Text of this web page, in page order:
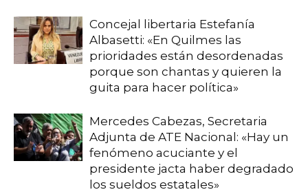
Concejal libertaria Estefanía
Albasetti: «En Quilmes las
prioridades están desordenadas
porque son chantas y quieren la
guita para hacer política»
Mercedes Cabezas, Secretaria
Adjunta de ATE Nacional: «Hay un
fenómeno acuciante y el
presidente jacta haber degradado
los sueldos estatales»